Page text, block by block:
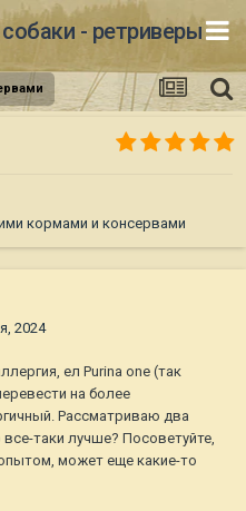
- ретриверы
кормами и консервами
2024
ел Purina one (так
на более
Рассматриваю два
все-таки лучше? Посоветуйте,
может еще какие-то